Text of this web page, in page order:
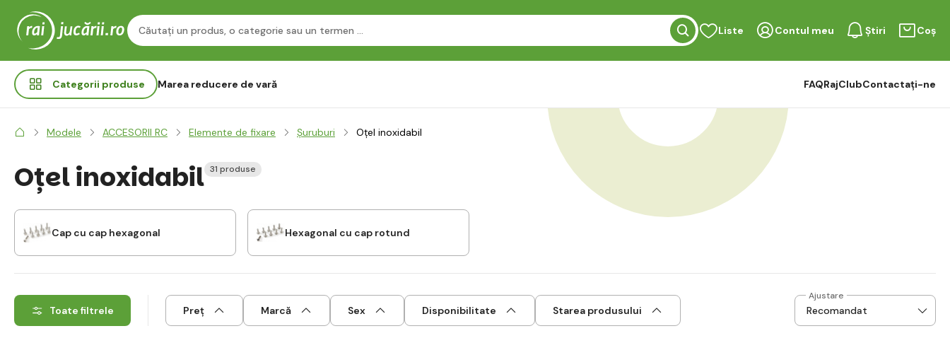
Liste Contul meu Știri Coș
Categorii produse Marea reducere de vară FAQRajClubContactați-ne
Modele ACCESORII RC Elemente de fixare Șuruburi Oțel inoxidabil
Oțel inoxidabil 31 produse
Cap cu cap hexagonal Hexagonal cu cap rotund
Toate filtrele Preț Marcă Sex Disponibilitate Starea produsului
Ajustare